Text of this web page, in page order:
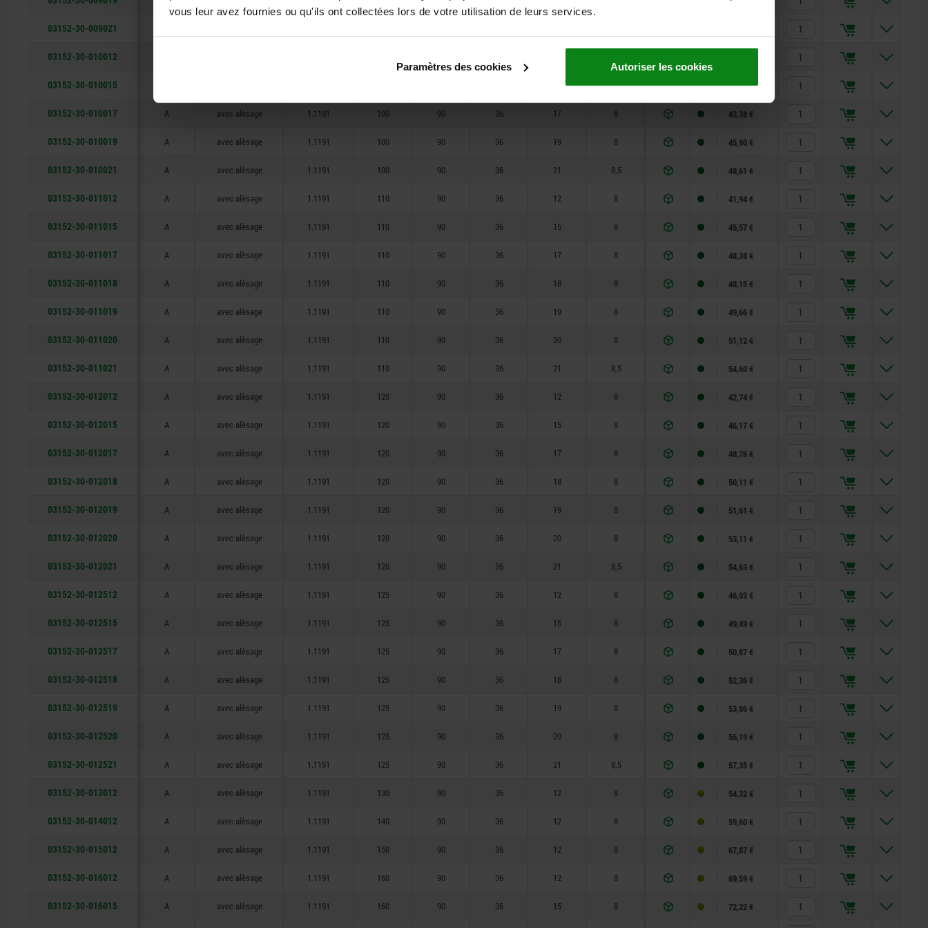
vous leur avez fournies ou qu'ils ont collectées lors de votre utilisation de leurs services.
Paramètres des cookies Autoriser les cookies
03152-30-009021
03152-30-010012
03152-30-010015 8 40,47 €
03152-30-010017 A avec alèsage 1.1191 100 90 36 17 8 43,38 €
03152-30-010019 A avec alèsage 1.1191 100 90 36 19 8 45,90 €
03152-30-010021 A avec alèsage 1.1191 100 90 36 21 8,5 48,61 €
03152-30-011012 A avec alèsage 1.1191 110 90 36 12 8 41,94 €
03152-30-011015 A avec alèsage 1.1191 110 90 36 15 8 45,57 €
03152-30-011017 A avec alèsage 1.1191 110 90 36 17 8 48,38 €
03152-30-011018 A avec alèsage 1.1191 110 90 36 18 8 48,15 €
03152-30-011019 A avec alèsage 1.1191 110 90 36 19 8 49,66 €
03152-30-011020 A avec alèsage 1.1191 110 90 36 20 8 51,12 €
03152-30-011021 A avec alèsage 1.1191 110 90 36 21 8,5 54,60 €
03152-30-012012 A avec alèsage 1.1191 120 90 36 12 8 42,74 €
03152-30-012015 A avec alèsage 1.1191 120 90 36 15 8 46,17 €
03152-30-012017 A avec alèsage 1.1191 120 90 36 17 8 48,76 €
03152-30-012018 A avec alèsage 1.1191 120 90 36 18 8 50,11 €
03152-30-012019 A avec alèsage 1.1191 120 90 36 19 8 51,61 €
03152-30-012020 A avec alèsage 1.1191 120 90 36 20 8 53,11 €
03152-30-012021 A avec alèsage 1.1191 120 90 36 21 8,5 54,63 €
03152-30-012512 A avec alèsage 1.1191 125 90 36 12 8 46,03 €
03152-30-012515 A avec alèsage 1.1191 125 90 36 15 8 49,49 €
03152-30-012517 A avec alèsage 1.1191 125 90 36 17 8 50,87 €
03152-30-012518 A avec alèsage 1.1191 125 90 36 18 8 52,36 €
03152-30-012519 A avec alèsage 1.1191 125 90 36 19 8 53,86 €
03152-30-012520 A avec alèsage 1.1191 125 90 36 20 8 56,19 €
03152-30-012521 A avec alèsage 1.1191 125 90 36 21 8,5 57,35 €
03152-30-013012 A avec alèsage 1.1191 130 90 36 12 8 54,32 €
03152-30-014012 A avec alèsage 1.1191 140 90 36 12 8 59,60 €
03152-30-015012 A avec alèsage 1.1191 150 90 36 12 8 67,87 €
03152-30-016012 A avec alèsage 1.1191 160 90 36 12 8 69,59 €
03152-30-016015 A avec alèsage 1.1191 160 90 36 15 8 72,22 €